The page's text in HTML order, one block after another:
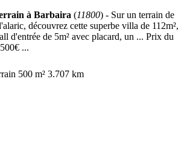
à Barbaira (11800) - Sur un terrain de
découvrez cette superbe villa de 112m²,
d'entrée de 5m² avec placard, un ... Prix du
...
500 m² 3.707 km